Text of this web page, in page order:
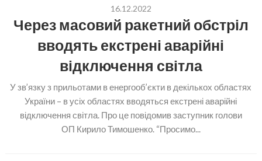
16.12.2022
Через масовий ракетний обстріл
вводять екстрені аварійні
відключення світла
У зв’язку з прильотами в енергооб’єкти в декількох областях
України – в усіх областях вводяться екстрені аварійні
відключення світла. Про це повідомив заступник голови
ОП Кирило Тимошенко. “Просимо...